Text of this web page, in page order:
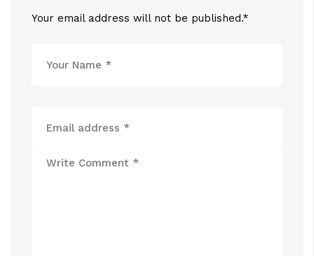
Your email address will not be published.*